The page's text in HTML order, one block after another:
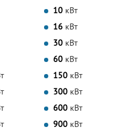
10 кВт
16 кВт
30 кВт
60 кВт
150 кВт
300 кВт
600 кВт
900 кВт